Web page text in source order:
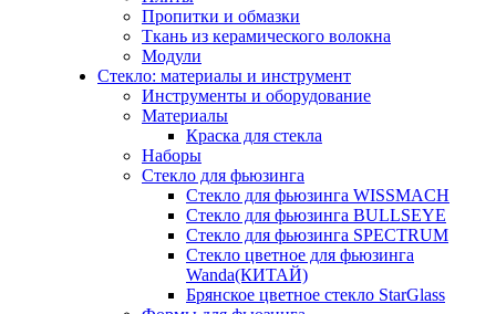
Пропитки и обмазки
Ткань из керамического волокна
Модули
Стекло: материалы и инструмент
Инструменты и оборудование
Материалы
Краска для стекла
Наборы
Стекло для фьюзинга
Стекло для фьюзинга WISSMACH
Стекло для фьюзинга BULLSEYE
Стекло для фьюзинга SPECTRUM
Стекло цветное для фьюзинга
Wanda(КИТАЙ)
Брянское цветное стекло StarGlass